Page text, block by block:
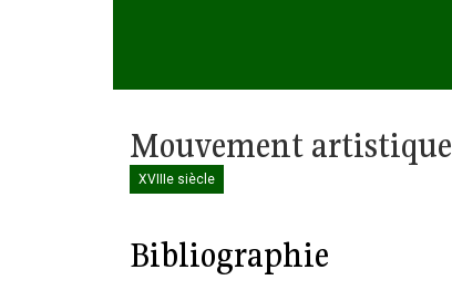
Mouvement artistique
XVIIIe siècle
Bibliographie